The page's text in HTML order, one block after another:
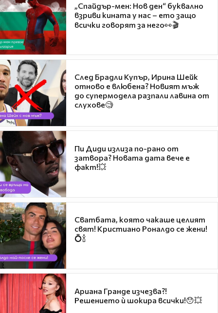
„Спайдър-мен: Нов ден“ буквално
взриви кината у нас – ето защо
всички говорят за него👀🎬
След Брадли Купър, Ирина Шейк
отново е влюбена? Новият мъж
до супермодела разпали лавина от
слухове🧐
Пи Диди излиза по-рано от
затвора? Новата дата вече е
факт!💥
Сватбата, която чакаше целият
свят! Кристиано Роналдо се жени!
💍🍾
Ариана Гранде изчезва?!
Решението ѝ шокира всички!😯💥